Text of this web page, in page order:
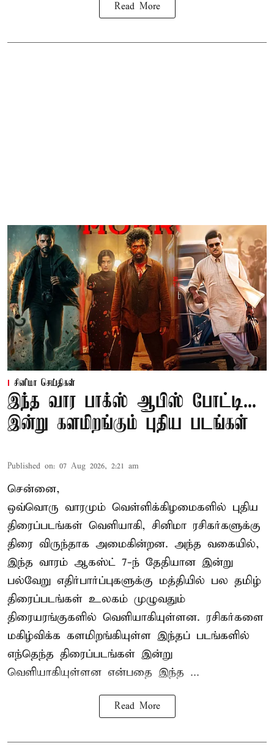
Read More
சினிமா செய்திகள்
இந்த வார பாக்ஸ் ஆபிஸ் போட்டி...
இன்று களமிறங்கும் புதிய படங்கள்
Published on: 07 Aug 2026, 2:21 am
சென்னை,
ஒவ்வொரு வாரமும் வெள்ளிக்கிழமைகளில் புதிய
திரைப்படங்கள் வெளியாகி, சினிமா ரசிகர்களுக்கு
திரை விருந்தாக அமைகின்றன. அந்த வகையில்,
இந்த வாரம் ஆகஸ்ட் 7-ந் தேதியான இன்று
பல்வேறு எதிர்பார்ப்புகளுக்கு மத்தியில் பல தமிழ்
திரைப்படங்கள் உலகம் முழுவதும்
திரையரங்குகளில் வெளியாகியுள்ளன. ரசிகர்களை
மகிழ்விக்க களமிறங்கியுள்ள இந்தப் படங்களில்
எந்தெந்த திரைப்படங்கள் இன்று
வெளியாகியுள்ளன என்பதை இந்த ...
Read More